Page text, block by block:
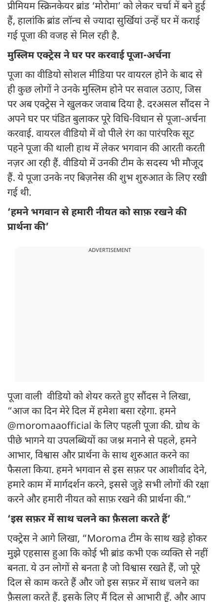
प्रीमियम स्क्रिनकेयर ब्रांड ‘मोरोमा’ को लेकर चर्चा में बने हुई
हैं, हालांकि ब्रांड लॉन्च से ज्यादा सुर्खियां उन्हें घर में कराई
गई पूजा की वजह से मिल रही है.
मुस्लिम एक्ट्रेस ने घर पर करवाई पूजा-अर्चना
पूजा का वीडियो सोशल मीडिया पर वायरल होने के बाद से
ही कुछ लोगों ने उनके मुस्लिम होने पर सवाल उठाए, जिस
पर अब एक्ट्रेस ने खुलकर जवाब दिया है. दरअसल सौंदस ने
अपने घर पर पंडित बुलाकर पूरे विधि-विधान से पूजा-अर्चना
करवाई. वायरल वीडियो में वो पीले रंग का पारंपरिक सूट
पहने पूजा की थाली हाथ में लेकर भगवान की आरती करती
नज़र आ रही हैं. वीडियो में उनकी टीम के सदस्य भी मौजूद
हैं. ये पूजा उनके नए बिज़नेस की शुभ शुरुआत के लिए रखी
गई थी.
‘हमने भगवान से हमारी नीयत को साफ़ रखने की
प्रार्थना की’
ADVERTISEMENT
पूजा वाली वीडियो को शेयर करते हुए सौंदस ने लिखा,
“आज का दिन मेरे दिल में हमेशा बसा रहेगा. हमने
@moromaaofficial के लिए पहली पूजा की. ग्रोथ के
पीछे भागने या उपलब्धियों का जश्न मनाने से पहले, हमने
आभार, विश्वास और प्रार्थना के साथ शुरुआत करने का
फैसला किया. हमने भगवान से इस सफ़र पर आशीर्वाद देने,
हमारे काम में मार्गदर्शन करने, इससे जुड़े सभी लोगों की रक्षा
करने और हमारी नीयत को साफ़ रखने की प्रार्थना की.”
‘इस सफ़र में साथ चलने का फ़ैसला करते हैं’
एक्ट्रेस ने आगे लिखा, “Moroma टीम के साथ खड़े होकर
मुझे एहसास हुआ कि कोई भी ब्रांड कभी एक व्यक्ति से नहीं
बनता. ये उन लोगों से बनता है जो विश्वास रखते हैं, जो पूरे
दिल से काम करते हैं और जो इस सफ़र में साथ चलने का
फ़ैसला करते हैं. इसके लिए मैं दिल से आभारी हूँ. और आप